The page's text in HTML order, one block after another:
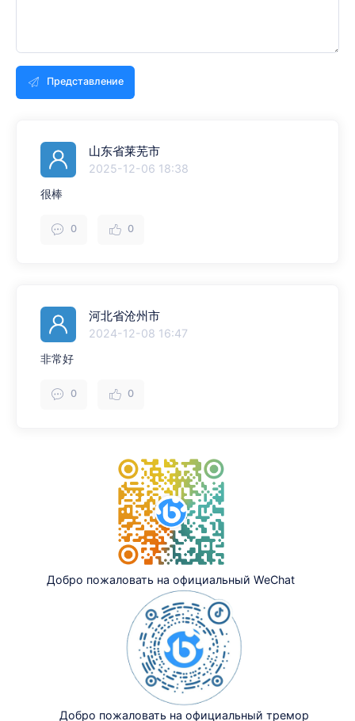
Представление
山东省莱芜市
2025-12-06 18:38
很棒
0 0
河北省沧州市
2024-12-08 16:47
非常好
0 0
Добро пожаловать на официальный WeChat
Добро пожаловать на официальный тремор